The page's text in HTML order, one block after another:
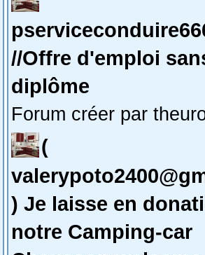
//Offre d'emploi
diplôme
Forum créer par
(
) Je laisse en
notre Camping-car